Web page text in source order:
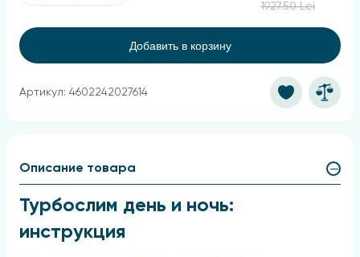
1927.50 Lei
Добавить в корзину
Артикул: 4602242027614
Описание товара
Турбослим день и ночь:
инструкция